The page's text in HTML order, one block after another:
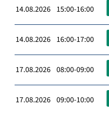
14.08.2026 15:00-16:00
14.08.2026 16:00-17:00
17.08.2026 08:00-09:00
17.08.2026 09:00-10:00